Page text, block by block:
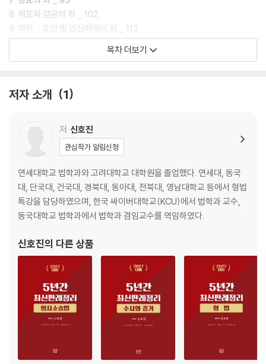
양한 이론‧학설문제를 수록하고 상세한 해설을 함으로써 다른 수험생들과
차별화되는 막강한 실력을 갖출 수 있도록 하였다.
5. 사례형·복합형 문제의 철저한 대비
있다. 이러한 영향을 받아 다른 국가시험에서도 “사례형”과 “복합형” 문
서는 다양한 “사례형”과 “복합형” 문제를 수록하고 상세한 해설을 함으로
써 변화하는 출제경향에 적극적으로 대처할 수 있도록 하였다. 다만 “복합
형” 문제는 주로 ‘형사소송법 객관식 총정리’에 배치하였다(※ ‘형사소송법
객관식 총정리’는 검찰개혁 관련 법령을 반영하여 2026년 9월 이후에 출
간할 예정이다).
6. “핵심 NOTE”에 의한 기본개념 총정리
이 체계적인 실력향상에 큰 도움이 된다. 그래서 본서에서는 기본개념이나
중요이론을 “핵심 NOTE”라는 형태로 정리하여 수록하였다. 문제를 풀기
전에 정독을 하고, 이 과정에서 기억이 잘 나지 않을 경우에는 각자의 기본
서의 해당 부분을 다시 읽어보는 것이 좋다.
7. “핵심기출 1000제”와의 상호 보완관계
“핵심기출 1000제”는 기출지문을 체계적으로 정리하기는 좋으나, 실제
제”를 본 후 “정선-객관식 총정리”를 통해서 문제풀이 연습을 하는 것도
8. 체포와 감금의 죄 _ 102
9. 약취ㆍ유인 및 인신매매의 죄 _ 113
10. 강간과 추행의 죄 _ 126
14. 주거침입의 죄 _ 252
16. 절도의 죄 _ 308
17. 강도의 죄 _ 334
18. 사기의 죄 _ 364
19. 공갈의 죄 _ 415
20. 횡령의 죄 _ 427
21. 배임의 죄 _ 472
22. 장물의 죄 _ 530
24. 권리행사를 방해하는 죄 _ 572
25. 공안을 해하는 죄 _ 601
26. 폭발물에 관한 죄 _ 611
27. 방화와 실화의 죄 _ 614
28. 일수와 수리에 관한 죄 _ 633
29. 교통방해의 죄 _ 634
30. 통화에 관한 죄 _ 645
32. 문서에 관한 죄 _ 660
목차 더보기
저자 소개 1
저 신호진
관심작가 알림신청
연세대학교 법학과와 고려대학교 대학원을 졸업했다. 연세대, 동국
대, 단국대, 건국대, 경북대, 동아대, 전북대, 영남대학교 등에서 형법
특강을 담당하였으며, 한국 싸이버대학교(KCU)에서 법학과 교수,
동국대학교 법학과에서 법학과 겸임교수를 역임하였다.
신호진의 다른 상품